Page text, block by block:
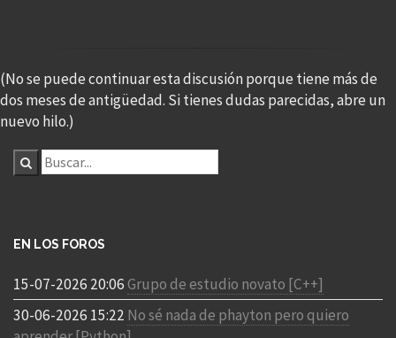
(No se puede continuar esta discusión porque tiene más de
dos meses de antigüedad. Si tienes dudas parecidas, abre un
nuevo hilo.)
EN LOS FOROS
15-07-2026 20:06Grupo de estudio novato [C++]
30-06-2026 15:22 No sé nada de phayton pero quiero